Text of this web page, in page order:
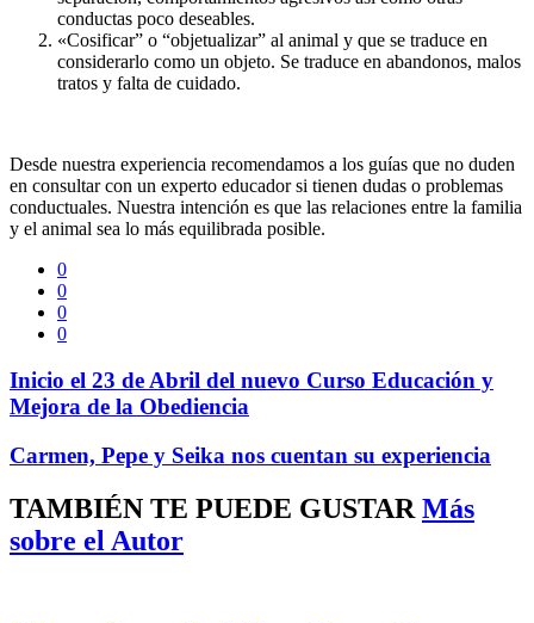
conductas poco deseables.
«Cosificar” o “objetualizar” al animal y que se traduce en
considerarlo como un objeto. Se traduce en abandonos, malos
tratos y falta de cuidado.
Desde nuestra experiencia recomendamos a los guías que no duden
en consultar con un experto educador si tienen dudas o problemas
conductuales. Nuestra intención es que las relaciones entre la familia
y el animal sea lo más equilibrada posible.
0
0
0
0
Inicio el 23 de Abril del nuevo Curso Educación y
Mejora de la Obediencia
Carmen, Pepe y Seika nos cuentan su experiencia
TAMBIÉN TE PUEDE GUSTAR Más
sobre el Autor